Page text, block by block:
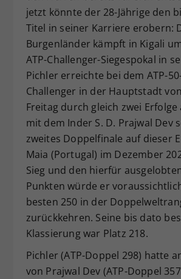
jetzt könnte der 28-Jährige den
Titel in seiner Karriere erobern:
Burgenländer kämpft in Kigali
ATP-Challenger-Siegespokal in
Pichler erreichte bei dem ATP-
Challenger in der Hauptstadt
Freitag durch gleich zwei Erfolge
mit dem Inder S. D. Prajwal Dev
zweites Doppelfinale auf dieser
Maia (Portugal) im Dezember
Sieg und den hierfür
Punkten würde er
besten 250 in der
zurückkehren. Seine bis dato
Klassierung war Platz 218.
Pichler (ATP-Doppel 298) hatte
von Prajwal Dev (ATP-Doppel
Zweck
Dieser Wert speichert
Einstellungen. Unter
zufällig generierte ID,
historische
vorgenommen
Webseiten-Betreiber
hat.